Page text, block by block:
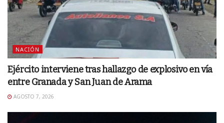
NACIÓN
Ejército interviene tras hallazgo de explosivo en vía
entre Granada y San Juan de Arama
AGOSTO 7, 2026